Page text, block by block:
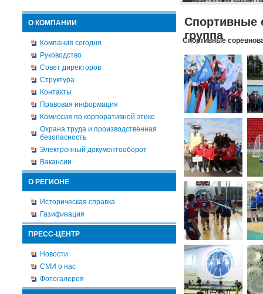
О КОМПАНИИ
Компания сегодня
Руководство
Совет директоров
Структура
Контакты
Правовая информация
Комиссия по корпоративной этике
Охрана труда и производственная
безопасность
Электронный документооборот
Вакансии
О РЕГИОНЕ
Историческая справка
Газификация
ПРЕСС-ЦЕНТР
Новости
СМИ о нас
Фотогалерея
Спортивные
группа
Спортивные